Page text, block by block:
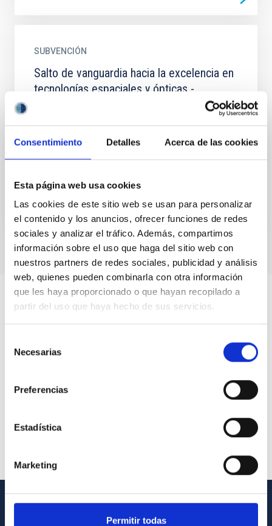
Consentimiento Detalles Acerca de las cookies
Esta página web usa cookies
Las cookies de este sitio web se usan para personalizar
el contenido y los anuncios, ofrecer funciones de redes
sociales y analizar el tráfico. Además, compartimos
información sobre el uso que haga del sitio web con
nuestros partners de redes sociales, publicidad y análisis
web, quienes pueden combinarla con otra información
que les haya proporcionado o que hayan recopilado a
partir del uso que haya hecho de sus servicios.
Necesarias
Preferencias
Estadística
Marketing
Permitir todas
SUBVENCIÓN
Salto de vanguardia hacia la excelencia en
tecnologías espaciales y ópticas -
CELESTE representa una iniciativa visionaria del
Instituto de Astrofísica de Canarias (IAC) para